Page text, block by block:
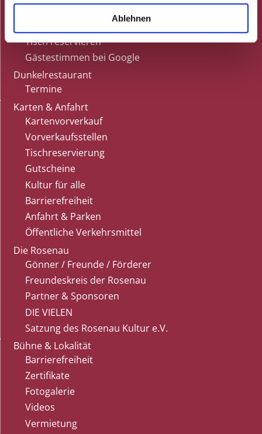
Ablehnen
Tisch reservieren
Gästestimmen bei Google
Dunkelrestaurant
Termine
Karten & Anfahrt
Kartenvorverkauf
Vorverkaufsstellen
Tischreservierung
Gutscheine
Kultur für alle
Barrierefreiheit
Anfahrt & Parken
Öffentliche Verkehrsmittel
Die Rosenau
Gönner / Freunde / Förderer
Freundeskreis der Rosenau
Partner & Sponsoren
DIE VIELEN
Satzung des Rosenau Kultur e.V.
Bühne & Lokalität
Barrierefreiheit
Zertifikate
Fotogalerie
Videos
Vermietung